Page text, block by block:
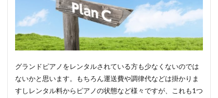
グランドピアノをレンタルされている方も少なくないのでは
ないかと思います。もちろん運送費や調律代などは掛かりま
すしレンタル料からピアノの状態など様々ですが、これも1つ